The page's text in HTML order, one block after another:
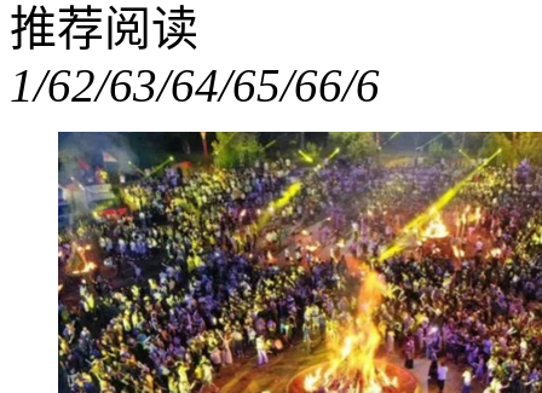
推荐阅读
1/62/63/64/65/66/6